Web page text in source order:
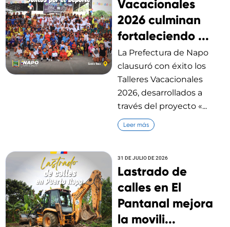
Vacacionales
2026 culminan
fortaleciendo ...
La Prefectura de Napo
clausuró con éxito los
Talleres Vacacionales
2026, desarrollados a
través del proyecto «...
Leer más
31 DE JULIO DE 2026
Lastrado de
calles en El
Pantanal mejora
la movili...